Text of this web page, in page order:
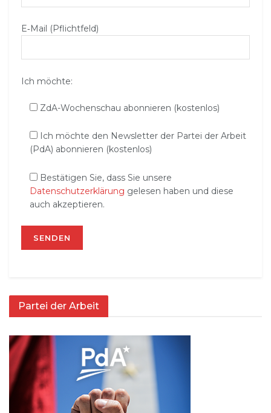
E‑Mail (Pflichtfeld)
Ich möchte:
ZdA-Wochenschau abonnieren (kostenlos)
Ich möchte den Newsletter der Partei der Arbeit
(PdA) abonnieren (kostenlos)
Bestätigen Sie, dass Sie unsere
Datenschutzerklärung gelesen haben und diese
auch akzeptieren.
Partei der Arbeit